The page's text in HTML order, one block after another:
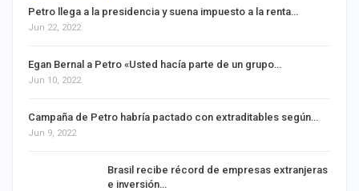
Petro llega a la presidencia y suena impuesto a la renta…
Jun 22, 2022
Egan Bernal a Petro «Usted hacía parte de un grupo…
Jun 10, 2022
Campaña de Petro habría pactado con extraditables según…
Jun 9, 2022
Brasil recibe récord de empresas extranjeras
e inversión…